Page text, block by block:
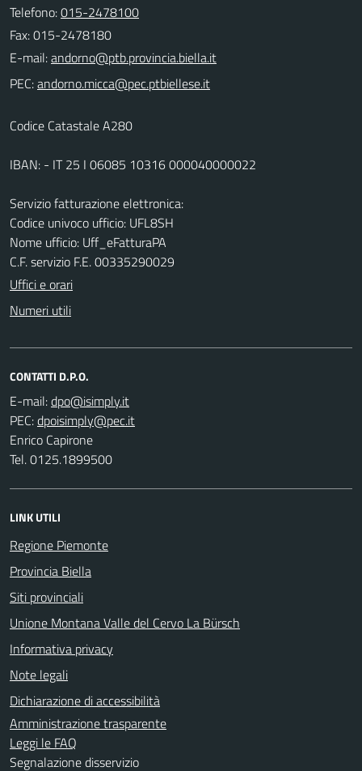
Telefono:015-2478100
Fax: 015-2478180
E-mail:
PEC:
Codice Catastale A280
IBAN: - IT 25 I 06085 10316 000040000022
Servizio fatturazione elettronica:
Codice univoco ufficio: UFL8SH
Nome ufficio: Uff_eFatturaPA
C.F. servizio F.E. 00335290029
Uffici e orari
Numeri utili
CONTATTI D.P.O.
E-mail:
PEC:
Enrico Capirone
Tel. 0125.1899500
LINK UTILI
Regione Piemonte
Provincia Biella
Siti provinciali
Unione Montana Valle del Cervo La Bürsch
Informativa privacy
Note legali
Dichiarazione di accessibilità
Amministrazione trasparente
Leggi le FAQ
Segnalazione disservizio